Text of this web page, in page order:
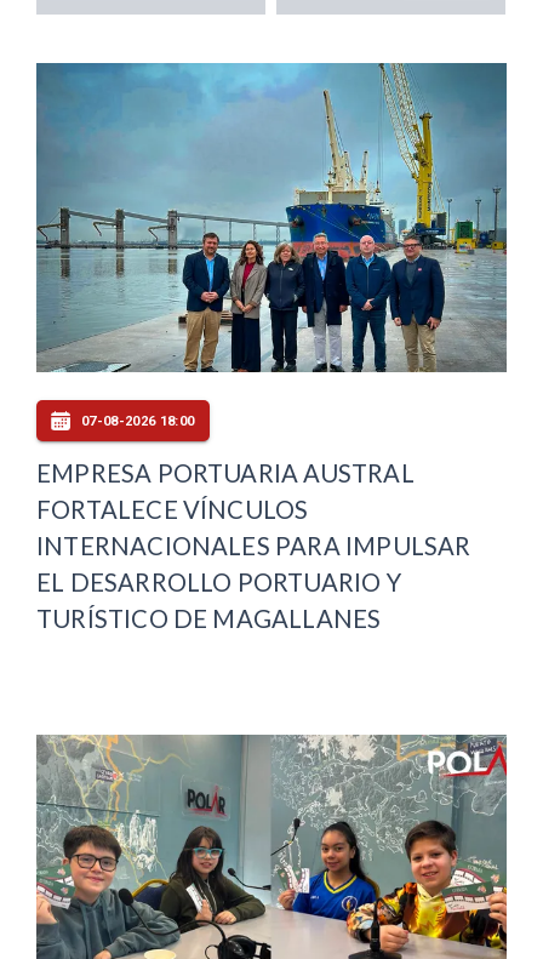
07-08-2026 18:00
EMPRESA PORTUARIA AUSTRAL
FORTALECE VÍNCULOS
INTERNACIONALES PARA IMPULSAR
EL DESARROLLO PORTUARIO Y
TURÍSTICO DE MAGALLANES